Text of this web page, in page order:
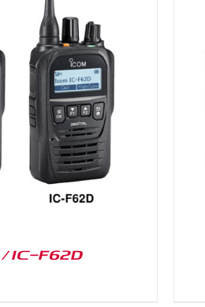
IC-F62D